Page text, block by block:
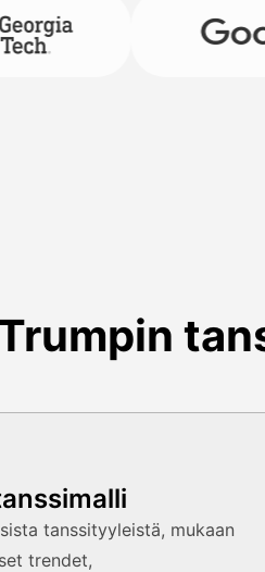
tanssityyleistä, mukaan
trendet,